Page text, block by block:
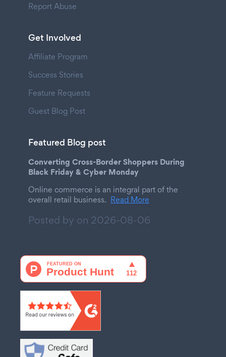
Report Abuse
Get Involved
Affiliate Program
Success Stories
Feature Requests
Guest Blog Post
Featured Blog post
Converting Cross-Border Shoppers During
Black Friday & Cyber Monday
Online commerce is an integral part of the
overall retail business. Read More
Posted by on 2026-08-06